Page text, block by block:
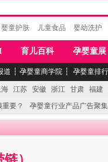
婴童护肤 儿童食品 婴幼洗护
育儿百科 孕婴童展
道 ┆ 孕婴童商学院 ┆ 孕婴童排
江苏 安徽 浙江 甘肃 福建
要？ 孕婴童行业产品广告聚集